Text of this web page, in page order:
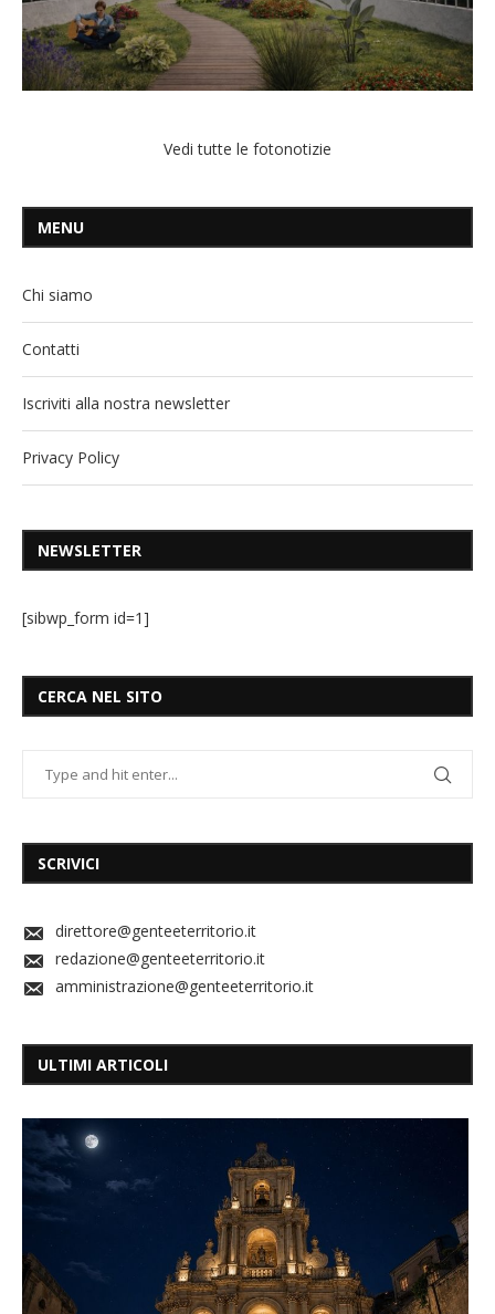
Vedi tutte le fotonotizie
MENU
Chi siamo
Contatti
Iscriviti alla nostra newsletter
Privacy Policy
NEWSLETTER
[sibwp_form id=1]
CERCA NEL SITO
SCRIVICI
direttore@genteeterritorio.it
redazione@genteeterritorio.it
amministrazione@genteeterritorio.it
ULTIMI ARTICOLI